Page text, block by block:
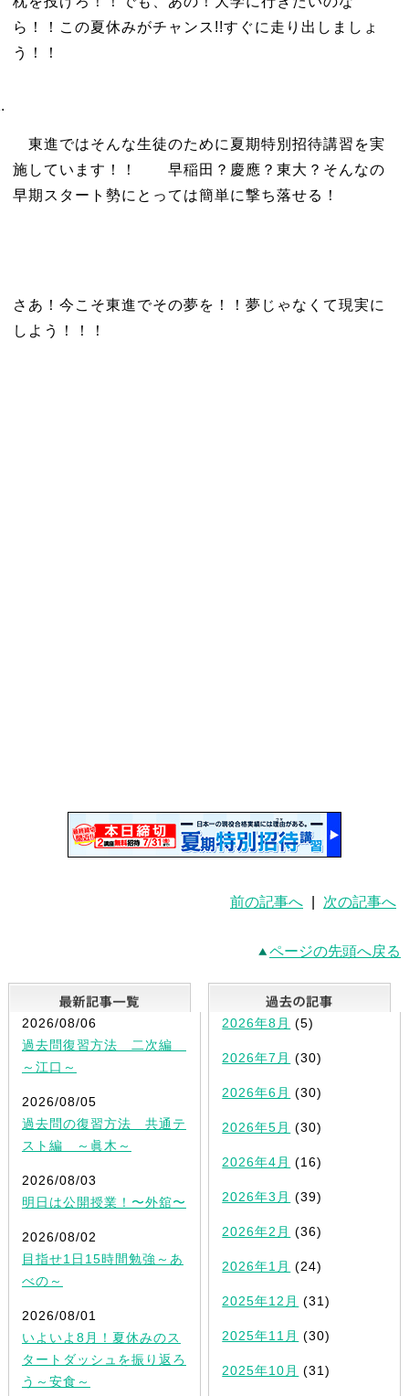
ら！！この夏休みがチャンス!!すぐに走り出しましょ
う！！
東進ではそんな生徒のために夏期特別招待講習を実
施しています！！ 早稲田？慶應？東大？そんなの
早期スタート勢にとっては簡単に撃ち落せる！
さあ！今こそ東進でその夢を！！夢じゃなくて現実に
しよう！！！
前の記事へ 次の記事へ
ページの先頭へ戻る
最新記事一覧
2026/08/06
過去問復習方法 二次編
～江口～
2026/08/05
過去問の復習方法 共通テ
スト編 ～眞木～
2026/08/03
明日は公開授業！〜外舘〜
2026/08/02
目指せ1日15時間勉強～あ
べの～
2026/08/01
いよいよ8月！夏休みのス
タートダッシュを振り返ろ
う～安食～
2026年8月 (5)
2026年7月 (30)
2026年6月 (30)
2026年5月 (30)
2026年4月 (16)
2026年3月 (39)
2026年2月 (36)
2026年1月 (24)
2025年12月 (31)
2025年11月 (30)
2025年10月 (31)